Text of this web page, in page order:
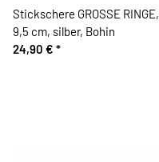
Stickschere GROSSE RINGE,
9,5 cm, silber, Bohin
24,90 € *